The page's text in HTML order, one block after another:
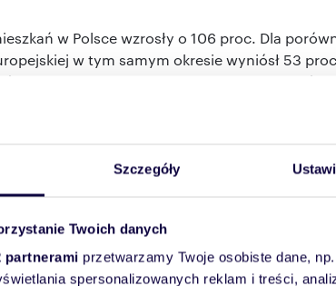
Szczegóły
Twoich danych
partnerami przetwarzamy Twoje osobiste dane,
spersonalizowanych reklam i treści,
w Polsce wzrosły o 106 proc. Dla
w tym samym okresie wyniósł 53
o najszybciej drożejących
Portugalią i Czechami.
statystycznego wskazuje również na istotne
stawki najmu w Polsce poszły w górę
wyników w UE (przy średniej unijnej na
na Węgrzech i w Słowenii.
niskie